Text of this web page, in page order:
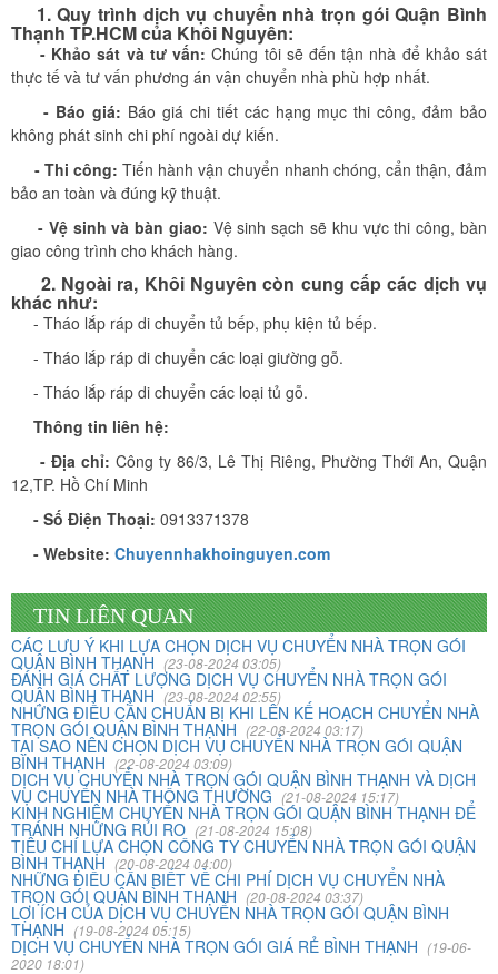
1. Quy trình dịch vụ chuyển nhà trọn gói Quận Bình
Thạnh TP.HCM của Khôi Nguyên:
- Khảo sát và tư vấn: Chúng tôi sẽ đến tận nhà để khảo sát
thực tế và tư vấn phương án vận chuyển nhà phù hợp nhất.
- Báo giá: Báo giá chi tiết các hạng mục thi công, đảm bảo
không phát sinh chi phí ngoài dự kiến.
- Thi công: Tiến hành vận chuyển nhanh chóng, cẩn thận, đảm
bảo an toàn và đúng kỹ thuật.
- Vệ sinh và bàn giao: Vệ sinh sạch sẽ khu vực thi công, bàn
giao công trình cho khách hàng.
2. Ngoài ra, Khôi Nguyên​ còn cung cấp các dịch vụ
khác như:
- Tháo lắp ráp di chuyển tủ bếp, phụ kiện tủ bếp.
- Tháo lắp ráp di chuyển các loại giường gỗ.
- Tháo lắp ráp di chuyển các loại tủ gỗ.
Thông tin liên hệ:
- Địa chỉ: Công ty 86/3, Lê Thị Riêng, Phường Thới An, Quận
12,TP. Hồ Chí Minh
- Số Điện Thoại: 0913371378
- Website: Chuyennhakhoinguyen.com
TIN LIÊN QUAN
CÁC LƯU Ý KHI LỰA CHỌN DỊCH VỤ CHUYỂN NHÀ TRỌN GÓI
QUẬN BÌNH THẠNH (23-08-2024 03:05)
ĐÁNH GIÁ CHẤT LƯỢNG DỊCH VỤ CHUYỂN NHÀ TRỌN GÓI
QUẬN BÌNH THẠNH(23-08-2024 02:55)
NHỮNG ĐIỀU CẦN CHUẨN BỊ KHI LÊN KẾ HOẠCH CHUYỂN NHÀ
TRỌN GÓI QUẬN BÌNH THẠNH (22-08-2024 03:17)
TẠI SAO NÊN CHỌN DỊCH VỤ CHUYỂN NHÀ TRỌN GÓI QUẬN
BÌNH THẠNH (22-08-2024 03:09)
DỊCH VỤ CHUYỂN NHÀ TRỌN GÓI QUẬN BÌNH THẠNH VÀ DỊCH
VỤ CHUYỂN NHÀ THÔNG THƯỜNG (21-08-2024 15:17)
KINH NGHIỆM CHUYỂN NHÀ TRỌN GÓI QUẬN BÌNH THẠNH ĐỂ
TRÁNH NHỮNG RỦI RO (21-08-2024 15:08)
TIÊU CHÍ LỰA CHỌN CÔNG TY CHUYỂN NHÀ TRỌN GÓI QUẬN
BÌNH THẠNH (20-08-2024 04:00)
NHỮNG ĐIỀU CẦN BIẾT VỀ CHI PHÍ DỊCH VỤ CHUYỂN NHÀ
TRỌN GÓI QUẬN BÌNH THẠNH (20-08-2024 03:37)
LỢI ÍCH CỦA DỊCH VỤ CHUYỂN NHÀ TRỌN GÓI QUẬN BÌNH
THẠNH (19-08-2024 05:15)
DỊCH VỤ CHUYỂN NHÀ TRỌN GÓI GIÁ RẺ BÌNH THẠNH (19-06-
2020 18:01)
Vừa qua tôi có chuyển văn phòng từ 3/2 về đường Cộng
nhưng cuối cùng tôi quyết định chọn công ty Khôi
Nguyên. Tôi thật sự hài lòng. Cảm ơn quý công ty.
Phạm Minh Tuấn
232/2 Cộng Hòa, P.13, Q. Tân Bình
Vợ chồng tôi vừa chuyển về nhà mới ở Chưng cư Thái An
về quận 2. Tôi được biết dịch vụ của Khôi Nguyên đã lâu
và đến nay đã sử dụng dịch vụ chuyển nhà này. Tôi xin
chúng công ty ngày càng phát triển và nâng cao chất
lượng dịch vụ
Mai Hương
Vĩnh Lộc A - Bình Chánh
Công ty Khôi Nguyên chuyển hàng của cô bao bọc đóng
gói rất cẩn thận. Cô rất hài lòng